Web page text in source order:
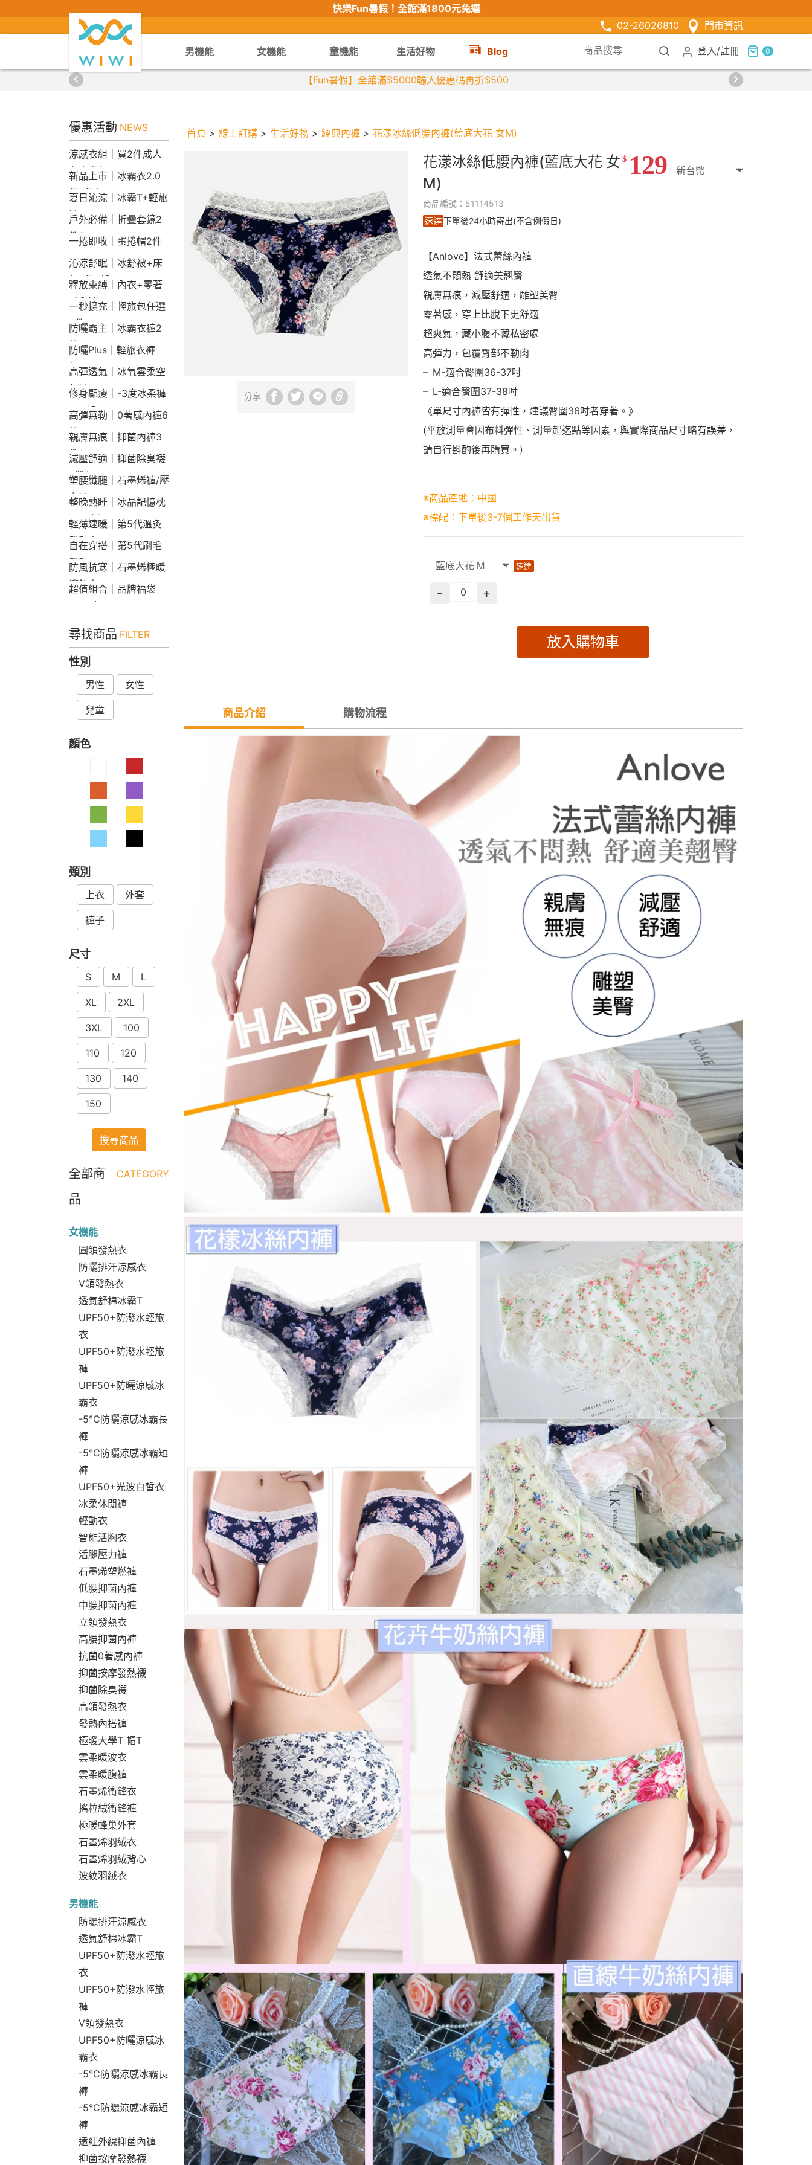
快樂Fun暑假！ 全館滿1800元免運
02-26026810
門市資訊
男機能 女機能 童機能 生活好物 Blog 登入 /註冊 0
【Fun暑假】全館滿$5000輸入優惠碼再折$500
優惠活動 NEWS
涼感衣組｜買2件成人
兒童半價
新品上市｜冰霸衣2.0
任2件$2290
夏日沁涼｜冰霸T+輕旅
褲
戶外必備｜折疊套鏡2
件$1790
一捲即收｜蛋捲帽2件
1790
沁涼舒眠｜冰舒被+床
包2件9折
釋放束縛｜內衣+零著
感內褲
一秒擴充｜輕旅包任選
2件2190
防曬霸主｜冰霸衣褲2
件$1790
防曬Plus｜輕旅衣褲
$2190
高彈透氣｜冰氧雲柔空
氣褲
修身顯瘦｜-3度冰柔褲
790起
高彈無勒｜0著感內褲6
件$1290
親膚無痕｜抑菌內褲3
件$790
減壓舒適｜抑菌除臭襪
3雙$660
塑腰纖腿｜石墨烯褲/壓
力褲
整晚熟睡｜冰晶記憶枕
2顆9折
輕薄速暖｜第5代溫灸
發熱衣
自在穿搭｜第5代刷毛
發熱Bra T
防風抗寒｜石墨烯極暖
衝鋒衣
超值組合｜品牌福袋
$599起
尋找商品 FILTER
性別
男性 女性
兒童
顏色
類別
上衣 外套
褲子
尺寸
S M L
XL 2XL
3XL 100
110 120
130 140
150
搜尋商品
全部商
品
CATEGORY
女機能
圓領發熱衣
防曬排汗涼感衣
V領發熱衣
透氣舒棉冰霸T
UPF50+防潑水輕旅
衣
UPF50+防潑水輕旅
褲
UPF50+防曬涼感冰
霸衣
-5°C防曬涼感冰霸長
褲
-5°C防曬涼感冰霸短
褲
UPF50+光波白皙衣
冰柔休閒褲
輕動衣
智能活胸衣
活腿壓力褲
石墨烯塑燃褲
低腰抑菌內褲
中腰抑菌內褲
立領發熱衣
高腰抑菌內褲
抗菌0著感內褲
抑菌按摩發熱襪
抑菌除臭襪
高領發熱衣
發熱內搭褲
極暖大學T 帽T
雲柔暖波衣
雲柔暖腹褲
石墨烯衝鋒衣
搖粒絨衝鋒褲
極暖蜂巢外套
石墨烯羽絨衣
石墨烯羽絨背心
波紋羽絨衣
男機能
防曬排汗涼感衣
透氣舒棉冰霸T
UPF50+防潑水輕旅
衣
UPF50+防潑水輕旅
褲
V領發熱衣
UPF50+防曬涼感冰
霸衣
-5°C防曬涼感冰霸長
褲
-5°C防曬涼感冰霸短
褲
遠紅外線抑菌內褲
抑菌按摩發熱襪
首頁 > 線上訂購 > 生活好物 > 經典內褲 > 花漾冰絲低腰內褲(藍底大花 女M)
分享
花漾冰絲低腰內褲(藍底大花 女
M)
商品編號：51114513
速達下單後24小時寄出(不含例假日)
$ 129
【Anlove】法式蕾絲內褲
透氣不悶熱 舒適美翹臀
親膚無痕，減壓舒適，雕塑美臀
零著感，穿上比脫下更舒適
超爽氣，藏小腹不藏私密處
高彈力，包覆臀部不勒肉
╴M-適合臀圍36-37吋
╴L-適合臀圍37-38吋
《單尺寸內褲皆有彈性，建議臀圍36吋者穿著。》
(平放測量會因布料彈性、測量起迄點等因素，與實際商品尺寸略有誤差，
請自行斟酌後再購買。)
※商品產地：中國
※標配：下單後3-7個工作天出貨
速達
- +
放入購物車
商品介紹 購物流程